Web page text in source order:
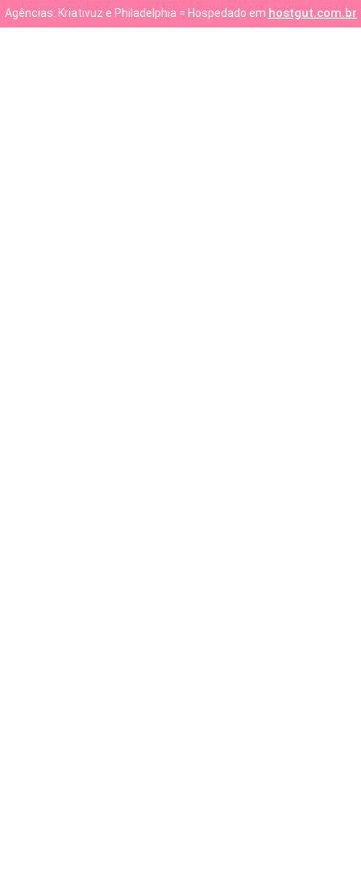
Agências: Kriativuz e Philadelphia = Hospedado em hostgut.com.br